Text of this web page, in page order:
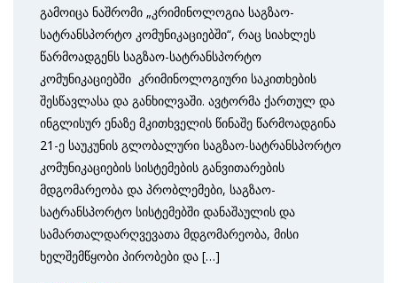
გამოიცა ნაშრომი „კრიმინოლოგია საგზაო-
სატრანსპორტო კომუნიკაციებში“, რაც სიახლეს
წარმოადგენს საგზაო-სატრანსპორტო
კომუნიკაციებში კრიმინოლოგიური საკითხების
შესწავლასა და განხილვაში. ავტორმა ქართულ და
ინგლისურ ენაზე მკითხველის წინაშე წარმოადგინა
21-ე საუკუნის გლობალური საგზაო-სატრანსპორტო
კომუნიკაციების სისტემების განვითარების
მდგომარეობა და პრობლემები, საგზაო-
სატრანსპორტო სისტემებში დანაშაულის და
სამართალდარღვევათა მდგომარეობა, მისი
ხელშემწყობი პირობები და […]